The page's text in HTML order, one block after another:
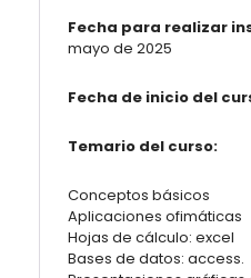
Fecha para realizar
mayo de 2025
Fecha de inicio del
Temario del curso:
Conceptos básicos
Aplicaciones ofimáticas
Hojas de cálculo: excel
Bases de datos: access.